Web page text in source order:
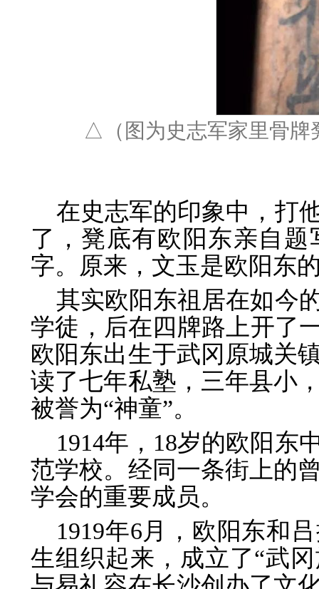
△（图为史志军家里骨牌
在史志军的印象中，打
了，凳底有欧阳东亲自
字。原来，文玉是欧阳东
其实欧阳东祖居在如今
学徒，后在四牌路上开了
欧阳东出生于武冈原城关
读了七年私塾，三年县小
被誉为“神童”。
1914年，18岁的欧阳东
范学校。经同一条街上的
学会的重要成员。
1919年6月，欧阳东和
生组织起来，成立了“武